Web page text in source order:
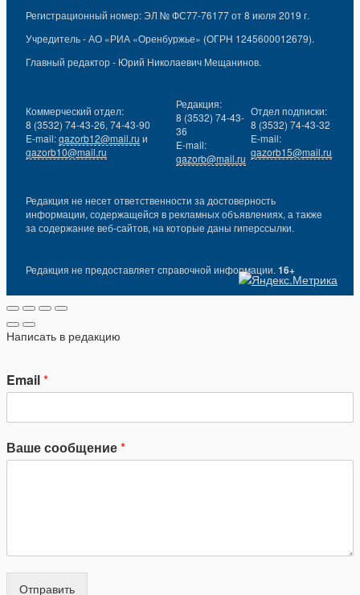
Регистрационный номер: ЭЛ № ФС77-76177 от 8 июля 2019 г.
Учредитель - АО «РИА «Оренбуржье» (ОГРН 1245600012679).
Главный редактор - Юрий Николаевич Мещанинов.
Коммерческий отдел:
8 (3532) 74-43-26, 74-43-90
E-mail:gazorb12@mail.ru и
gazorb10@mail.ru
Редакция:
8 (3532) 74-43-
36
E-mail:
gazorb@mail.ru
Отдел подписки:
8 (3532) 74-43-32
E-mail:
gazorb15@mail.ru
Редакция не несет ответственности за достоверность
информации, содержащейся в рекламных объявлениях, а также
за содержание веб-сайтов, на которые даны гиперссылки.
Редакция не предоставляет справочной информации. 16+
Написать в редакцию
Email*
Ваше сообщение*
Отправить